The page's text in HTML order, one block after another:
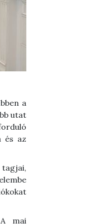
a
utat
és az
tagjai,
mai